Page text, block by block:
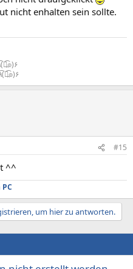
nicht enhalten sein sollte.
٩(͡๏̯͡๏)۶٩(͡๏̯͡๏)۶
٩(͡๏̯͡๏)۶ ٩(͡๏̯͡๏)۶​
#15
^^
um hier zu antworten.